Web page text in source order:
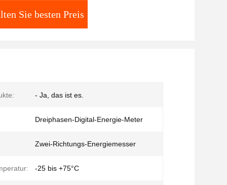
Sie besten Preis
- Ja, das ist es.
Dreiphasen-Digital-Energie-Meter
Zwei-Richtungs-Energiemesser
-25 bis +75°C